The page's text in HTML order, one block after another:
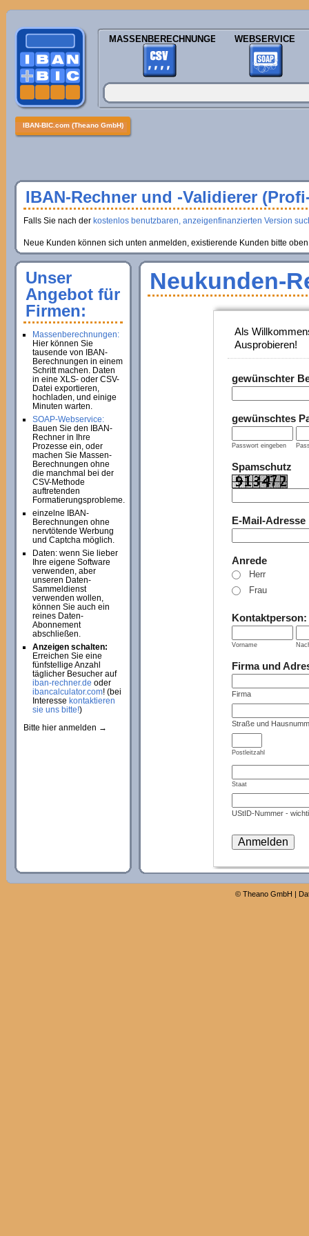
MASSENBERECHNUNGEN WEBSERVICE
IBAN-BIC.com (Theano GmbH)
IBAN-Rechner und -Validierer
Falls Sie nach der kostenlos benutzbaren, anzeigenfinanzierten Version
Neue Kunden können sich unten anmelden, existierende Kunden bitte
Neukunden-
Als
Ausprobieren!
gewünschter
gewünschtes
Passwort eingeben
Spamschutz
E-Mail-Adresse
Anrede
Herr
Frau
Kontaktperson:
Vorname
Firma und
Firma
Straße und
Postleitzahl
Staat
UStID-Nummer -
Unser
Angebot für
Firmen:
Massenberechnungen:
Hier können Sie
tausende von IBAN-
Berechnungen in einem
Schritt machen. Daten
in eine XLS- oder CSV-
Datei exportieren,
hochladen, und einige
Minuten warten.
SOAP-Webservice:
Bauen Sie den IBAN-
Rechner in Ihre
Prozesse ein, oder
machen Sie Massen-
Berechnungen ohne
die manchmal bei der
CSV-Methode
auftretenden
Formatierungsprobleme.
einzelne IBAN-
Berechnungen ohne
nervtötende Werbung
und Captcha möglich.
Daten: wenn Sie lieber
Ihre eigene Software
verwenden, aber
unseren Daten-
Sammeldienst
verwenden wollen,
können Sie auch ein
reines Daten-
Abonnement
abschließen.
Anzeigen schalten:
Erreichen Sie eine
fünfstellige Anzahl
täglicher Besucher auf
iban-rechner.de oder
ibancalculator.com! (bei
Interesse kontaktieren
sie uns bitte!)
Bitte hier anmelden →
© Theano GmbH |